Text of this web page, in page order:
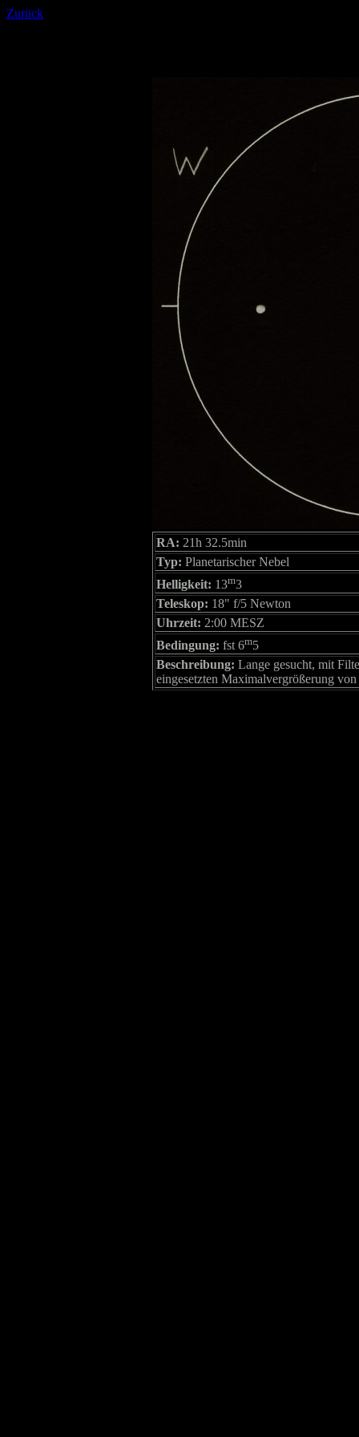
Zurück
RA: 21h 32.5min
Typ: Planetarischer Nebel
Helligkeit: 13m3
Teleskop: 18" f/5 Newton
Uhrzeit: 2:00 MESZ
Bedingung: fst 6m5
Beschreibung: Lange gesucht, mit
eingesetzten Maximalvergrößerung